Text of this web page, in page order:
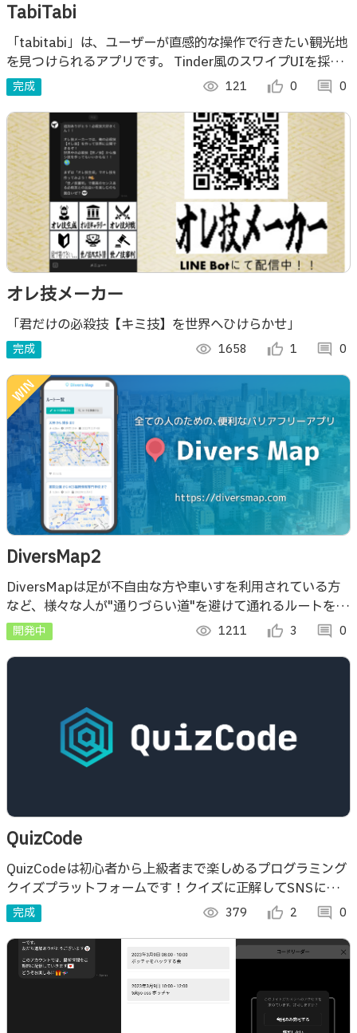
TabiTabi
「tabitabi」は、ユーザーが直感的な操作で行きたい観光地
を見つけられるアプリです。 Tinder風のスワイプUIを採用
し、気になる観光地は「いいね」、興味がない場所は「スキ
ップ」するだけで、理想
完成 visibility 121 thumb_up_alt 0 comment 0
オレ技メーカー
「君だけの必殺技【キミ技】を世界へひけらかせ」
完成 visibility 1658 thumb_up_alt 1 comment 0
DiversMap2
DiversMapは足が不自由な方や車いすを利用されている方
など、様々な人が"通りづらい道"を避けて通れるルートを共
有できる、バリアフリーを目的としたWebアプリです。
開発中 visibility 1211 thumb_up_alt 3 comment 0
QuizCode
QuizCodeは初心者から上級者まで楽しめるプログラミング
クイズプラットフォームです！クイズに正解してSNSに共
有してみんなに自慢しよう！
完成 visibility 379 thumb_up_alt 2 comment 0